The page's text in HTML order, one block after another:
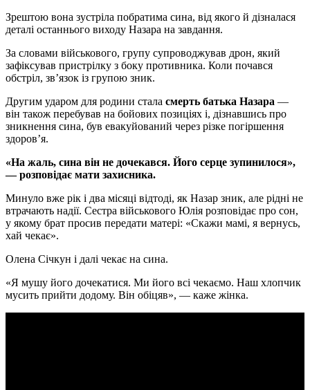
Зрештою вона зустріла побратима сина, від якого й дізналася
деталі останнього виходу Назара на завдання.
За словами військового, групу супроводжував дрон, який
зафіксував пристрілку з боку противника. Коли почався
обстріл, зв’язок із групою зник.
Другим ударом для родини стала смерть батька Назара —
він також перебував на бойових позиціях і, дізнавшись про
зникнення сина, був евакуйований через різке погіршення
здоров’я.
«На жаль, сина він не дочекався. Його серце зупинилося»,
— розповідає мати захисника.
Минуло вже рік і два місяці відтоді, як Назар зник, але рідні не
втрачають надії. Сестра військового Юлія розповідає про сон,
у якому брат просив передати матері: «Скажи мамі, я вернусь,
хай чекає».
Олена Січкун і далі чекає на сина.
«Я мушу його дочекатися. Ми його всі чекаємо. Наш хлопчик
мусить прийти додому. Він обіцяв», — каже жінка.